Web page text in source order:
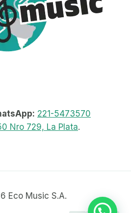
221-5473570
Nro 729, La Plata.
Eco Music S.A.